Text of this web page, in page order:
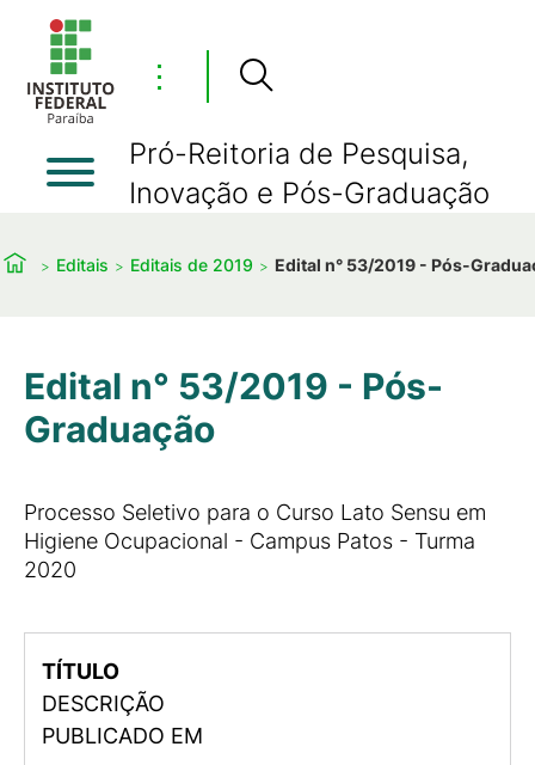
⋮
Pró-Reitoria de Pesquisa,
Inovação e Pós-Graduação
Editais Editais de 2019 Edital n° 53/2019 - Pós-
Edital n° 53/2019 - Pós-
Graduação
Processo Seletivo para o Curso Lato Sensu em
Higiene Ocupacional - Campus Patos - Turma
2020
TÍTULO
DESCRIÇÃO
PUBLICADO EM